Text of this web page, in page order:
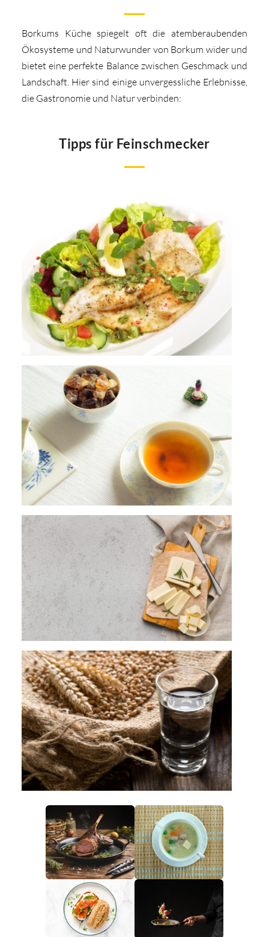
Borkums Küche spiegelt oft die atemberaubenden
Ökosysteme und Naturwunder von Borkum wider und
bietet eine perfekte Balance zwischen Geschmack und
Landschaft. Hier sind einige unvergessliche Erlebnisse,
die Gastronomie und Natur verbinden:
Tipps für Feinschmecker